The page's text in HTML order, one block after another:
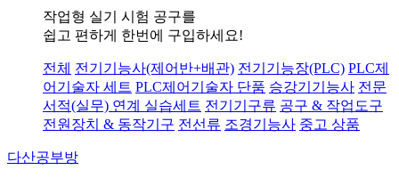
작업형 실기 시험 공구를
쉽고 편하게 한번에 구입하세요!
전체 전기기능사(제어반+배관) 전기기능장(PLC) PLC제
어기술자 세트 PLC제어기술자 단품 승강기기능사 전문
서적(실무) 연계 실습세트 전기기구류 공구 & 작업도구
전원장치 & 동작기구 전선류 조경기능사 중고 상품
다산공부방